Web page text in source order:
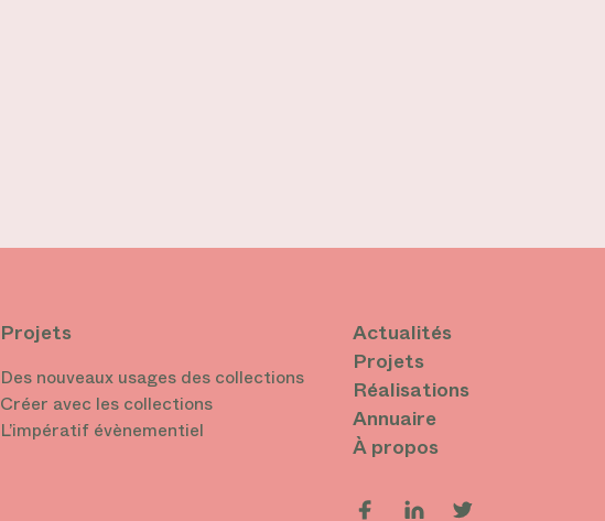
Projets
Des nouveaux usages des collections
Créer avec les collections
L’impératif évènementiel
Actualités
Projets
Réalisations
Annuaire
À propos